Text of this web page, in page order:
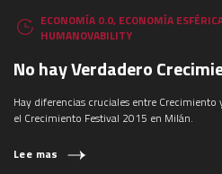
ECONOMÍA 0.0, ECONOMÍA
HUMANOVABILITY
No hay Verdadero
Hay diferencias cruciales entre
el Crecimiento Festival 2015 en Milán.
Lee mas